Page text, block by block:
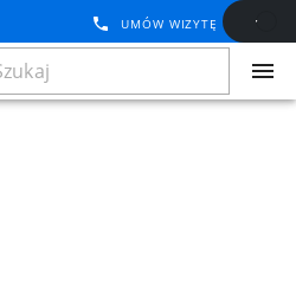
UMÓW WIZYTĘ